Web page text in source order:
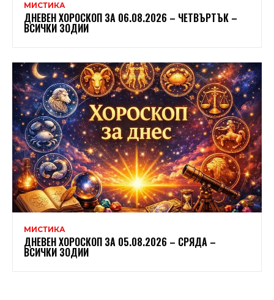
МИСТИКА
ДНЕВЕН ХОРОСКОП ЗА 06.08.2026 – ЧЕТВЪРТЪК –
ВСИЧКИ ЗОДИИ
МИСТИКА
ДНЕВЕН ХОРОСКОП ЗА 05.08.2026 – СРЯДА –
ВСИЧКИ ЗОДИИ